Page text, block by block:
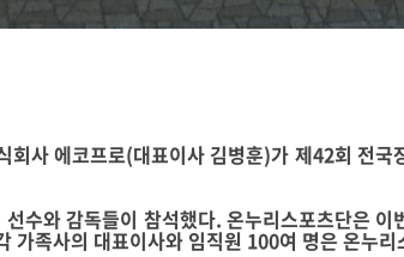
회사 에코프로(대표이사 김병훈)가 제42회 전국
선수와 감독들이 참석했다. 온누리스포츠단은 이
가족사의 대표이사와 임직원 100여 명은 온누리